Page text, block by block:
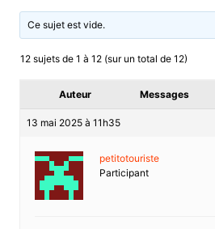
Ce sujet est vide.
12 sujets de 1 à 12 (sur un total de 12)
Auteur Messages
13 mai 2025 à 11h35
petitotouriste
Participant